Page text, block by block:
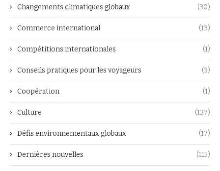
Changements climatiques globaux (30)
Commerce international (13)
Compétitions internationales (1)
Conseils pratiques pour les voyageurs (3)
Coopération (1)
Culture (137)
Défis environnementaux globaux (17)
Dernières nouvelles (115)